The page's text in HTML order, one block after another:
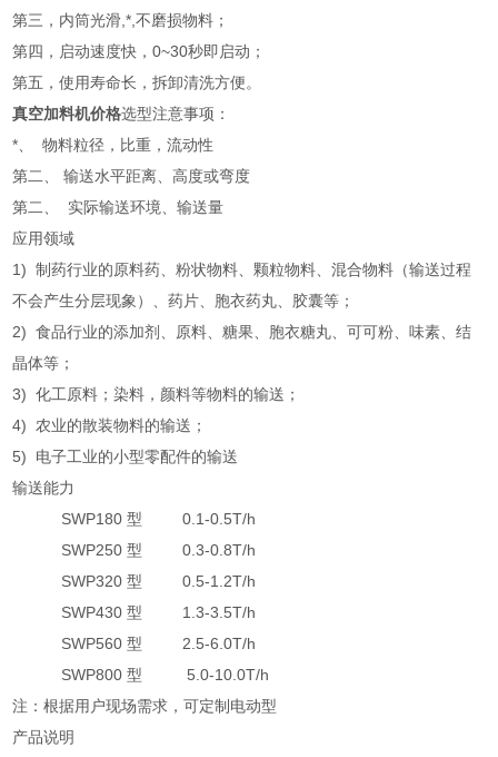
第三，内筒光滑,*,不磨损物料；
第四，启动速度快，0~30秒即启动；
第五，使用寿命长，拆卸清洗方便。
真空加料机价格选型注意事项：
*、 物料粒径，比重，流动性
第二、 输送水平距离、高度或弯度
第二、 实际输送环境、输送量
应用领域
1) 制药行业的原料药、粉状物料、颗粒物料、混合物料（输送过程
不会产生分层现象）、药片、胞衣药丸、胶囊等；
2) 食品行业的添加剂、原料、糖果、胞衣糖丸、可可粉、味素、结
晶体等；
3) 化工原料；染料，颜料等物料的输送；
4) 农业的散装物料的输送；
5) 电子工业的小型零配件的输送
输送能力
SWP180 型 0.1-0.5T/h
SWP250 型 0.3-0.8T/h
SWP320 型 0.5-1.2T/h
SWP430 型 1.3-3.5T/h
SWP560 型 2.5-6.0T/h
SWP800 型 5.0-10.0T/h
注：根据用户现场需求，可定制电动型
产品说明